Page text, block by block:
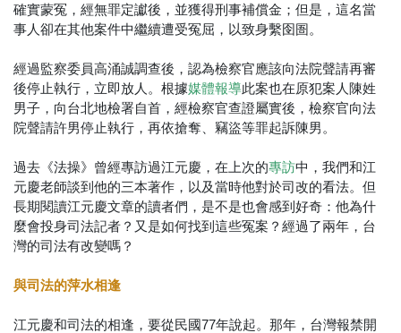
確實蒙冤，經無罪定讞後，並獲得刑事補償金；但是，這名當
事人卻在其他案件中繼續遭受冤屈，以致身繫囹圄。
經過監察委員高涌誠調查後，認為檢察官應該向法院聲請再審
後停止執行，立即放人。根據媒體報導此案也在原犯案人陳姓
男子，向台北地檢署自首，經檢察官查證屬實後，檢察官向法
院聲請許男停止執行，再依搶奪、竊盜等罪起訴陳男。
過去《法操》曾經專訪過江元慶，在上次的專訪中，我們和江
元慶老師談到他的三本著作，以及當時他對於司改的看法。但
長期閱讀江元慶文章的讀者們，是不是也會感到好奇：他為什
麼會投身司法記者？又是如何找到這些冤案？經過了兩年，台
灣的司法有改變嗎？
與司法的萍水相逢
江元慶和司法的相逢，要從民國77年說起。那年，台灣報禁開